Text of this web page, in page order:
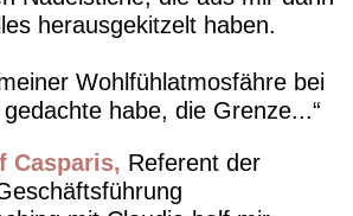
herausgekitzelt haben.
Wohlfühlatmosfähre bei
habe, die Grenze...
Casparis
Referent der